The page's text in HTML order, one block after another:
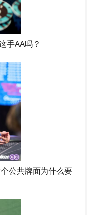
手AA吗？
公共牌面为什么要